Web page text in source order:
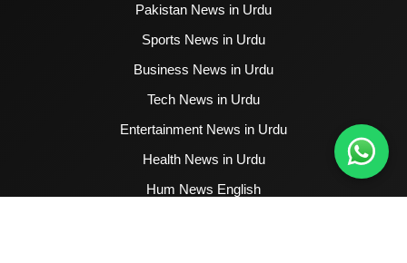
Pakistan News in Urdu
Sports News in Urdu
Business News in Urdu
Tech News in Urdu
Entertainment News in Urdu
Health News in Urdu
Hum News English